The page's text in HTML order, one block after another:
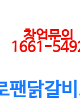
창업문의
1661-
팬닭갈